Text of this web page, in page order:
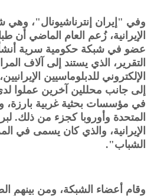
وفي "إيران إنترناشيونال"، وهي
الإيرانية، زُعم العام الماضي أن
عضو في شبكة حكومية سرية
التقرير، الذي يستند إلى آلاف
الإلكتروني للدبلوماسيين
إلى جانب محللين آخرين عملوا
في مؤسسات بحثية غربية بارزة،
المتحدة وأوروبا كجزء من ذلك.
الإيرانية، والذي كان يسمى في
الشباب".
وقام أعضاء الشبكة، ومن بينهم